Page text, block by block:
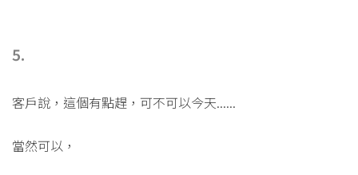
5.
客戶說，這個有點趕，可不可以今天......
當然可以，